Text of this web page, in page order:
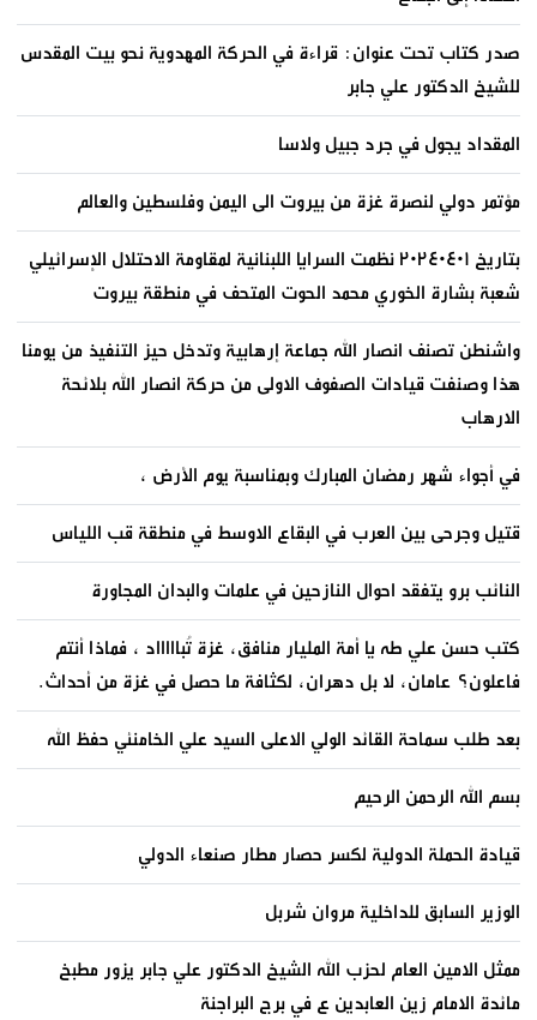
صدر كتاب تحت عنوان: قراءة في الحركة المهدوية نحو بيت المقدس
للشيخ الدكتور علي جابر
المقداد يجول في جرد جبيل ولاسا
مؤتمر دولي لنصرة غزة من بيروت الى اليمن وفلسطين والعالم
بتاريخ ٢٠٢٤٠٤٠١ نظمت السرايا اللبنانية لمقاومة الاحتلال الإسرائيلي
شعبة بشارة الخوري محمد الحوت المتحف في منطقة بيروت
واشنطن تصنف انصار الله جماعة إرهابية وتدخل حيز التنفيذ من يومنا
هذا وصنفت قيادات الصفوف الاولى من حركة انصار الله بلائحة
الارهاب
في أجواء شهر رمضان المبارك وبمناسبة يوم الأرض ،
قتيل وجرحى بين العرب في البقاع الاوسط في منطقة قب اللياس
النائب برو يتفقد احوال النازحين في علمات والبدان المجاورة
كتب حسن علي طه يا أمة المليار منافق، غزة تُباااااد ، فماذا أنتم
فاعلون؟ عامان، لا بل دهران، لكثافة ما حصل في غزة من أحداث.
بعد طلب سماحة القائد الولي الاعلى السيد علي الخامنئي حفظ الله
بسم الله الرحمن الرحيم
قيادة الحملة الدولية لكسر حصار مطار صنعاء الدولي
الوزير السابق للداخلية مروان شربل
ممثل الامين العام لحزب الله الشيخ الدكتور علي جابر يزور مطبخ
مائدة الامام زين العابدين ع في برج البراجنة